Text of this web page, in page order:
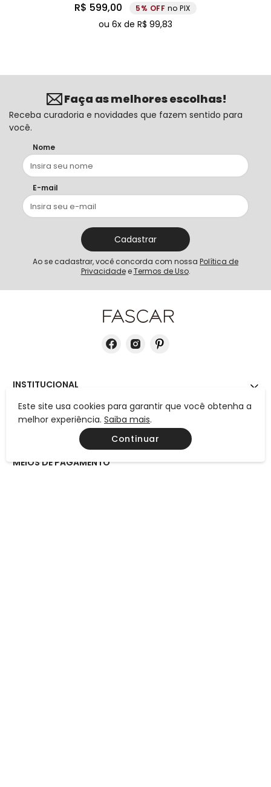
R$ 599,00 5% no PIX
ou 6x de R$ 99,83
Faça as melhores escolhas!
Receba curadoria e novidades que fazem sentido para
você.
Nome
E-mail
Cadastrar
Ao se cadastrar, você concorda com nossa Política de
Privacidadee Termos de Uso.
INSTITUCIONAL
AJUDA
MEIOS DE PAGAMENTO
Este site usa cookies para garantir que você obtenha a
melhor experiência. Saiba mais.
Continuar